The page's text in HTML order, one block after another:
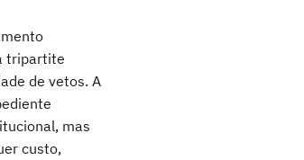
tripartite
de vetos. A
mas
custo,